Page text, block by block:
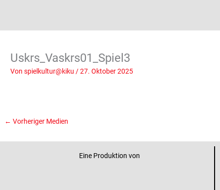
Uskrs_Vaskrs01_Spiel3
Vonspielkultur@kiku/27. Oktober 2025
← Vorheriger Medien
Eine Produktion von